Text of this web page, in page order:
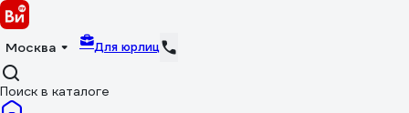
Москва Для юрлиц
Поиск в каталоге